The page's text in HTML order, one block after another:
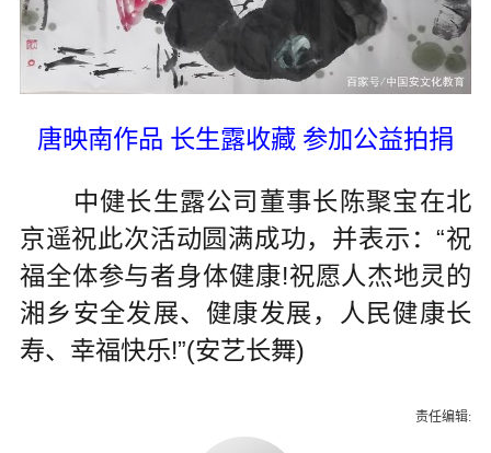
唐映南作品 长生露收藏 参加公益拍捐
中健长生露公司董事长陈聚宝在北
京遥祝此次活动圆满成功，并表示：“祝
福全体参与者身体健康!祝愿人杰地灵的
湘乡安全发展、健康发展，人民健康长
寿、幸福快乐!”(安艺长舞)
责任编辑: